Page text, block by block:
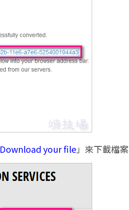
Download your file」來下載檔案